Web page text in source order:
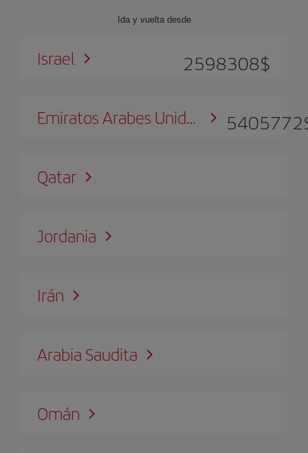
Ida y vuelta desde
Israel 2598308$
Emiratos Arabes Unidos 5405772
Qatar
Jordania
Irán
Arabia Saudita
Omán